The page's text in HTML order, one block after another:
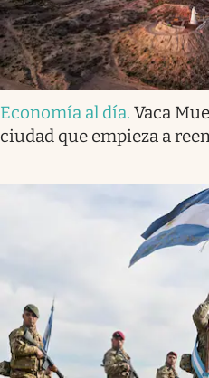
Economía al día. Vaca
ciudad que empieza a